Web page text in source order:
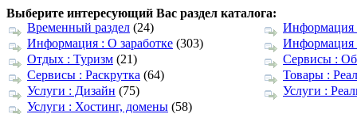
Выберите интересующий Вас раздел каталога:
Временный раздел (24)
Информация
Информация : О заработке (303)
Информация
Отдых : Туризм (21)
Сервисы :
Сервисы : Раскрутка (64)
Товары :
Услуги : Дизайн (75)
Услуги :
Услуги : Хостинг, домены (58)